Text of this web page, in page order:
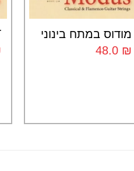
מודוס במתח בינוני
₪